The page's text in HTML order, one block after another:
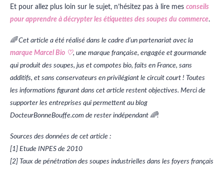
Et pour allez plus loin sur le sujet, n’hésitez pas à lire mes conseils
pour apprendre à décrypter les étiquettes des soupes du commerce.
🌈 Cet article a été réalisé dans le cadre d’un partenariat avec la
marque Marcel Bio ♡, une marque française, engagée et gourmande
qui produit des soupes, jus et compotes bio, faits en France, sans
additifs, et sans conservateurs en privilégiant le circuit court ! Toutes
les informations figurant dans cet article restent objectives. Merci de
supporter les entreprises qui permettent au blog
DocteurBonneBouffe.com de rester indépendant 🌈!
Sources des données de cet article :
[1] Etude INPES de 2010
[2] Taux de pénétration des soupes industrielles dans les foyers français